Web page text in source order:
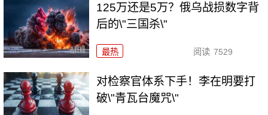
125万还是5万？俄乌战损数字背
后的\"三国杀\"
最热 阅读 7529
对检察官体系下手！李在明要打
破\"青瓦台魔咒\"